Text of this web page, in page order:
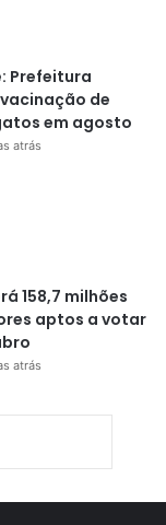
Prefeitura
de
em agosto
atrás
158,7 milhões
aptos a votar
atrás